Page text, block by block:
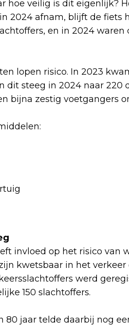
hoe veilig is dit eigenlijk?
2024 afnam, blijft de fiets
en in 2024
lopen risico. In 2023
dit steeg in 2024 naar 220
bijna zestig voetgangers
invloed op het risico van
kwetsbaar in het
werd
150 slachtoffers.
jaar telde daarbij nog